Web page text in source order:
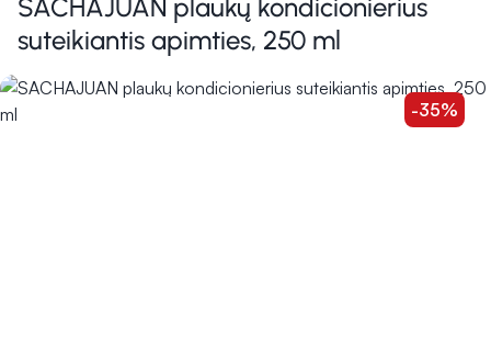
SACHAJUAN plaukų kondicionierius
suteikiantis apimties, 250 ml
-35%